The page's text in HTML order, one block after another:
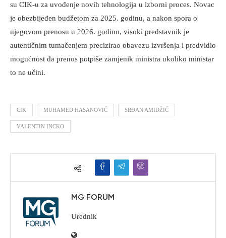
su CIK-u za uvođenje novih tehnologija u izborni proces. Novac
je obezbijeđen budžetom za 2025. godinu, a nakon spora o
njegovom prenosu u 2026. godinu, visoki predstavnik je
autentičnim tumačenjem precizirao obavezu izvršenja i predvidio
mogućnost da prenos potpiše zamjenik ministra ukoliko ministar
to ne učini.
CIK MUHAMED HASANOVIĆ SRĐAN AMIDŽIĆ
VALENTIN INCKO
MG FORUM
Urednik